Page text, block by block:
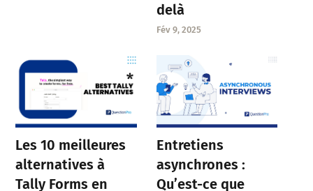
delà
Fév 9, 2025
Les 10 meilleures
alternatives à
Tally Forms en
Entretiens
asynchrones :
Qu’est-ce que